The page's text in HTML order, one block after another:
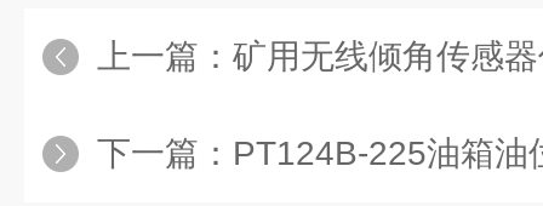
上一篇： 矿用无线倾角传感
下一篇： PT124B-225油箱油